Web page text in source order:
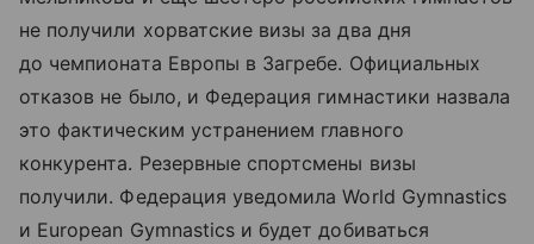
не получили хорватские визы за два дня
до чемпионата Европы в Загребе. Официальных
отказов не было, и Федерация гимнастики назвала
это фактическим устранением главного
конкурента. Резервные спортсмены визы
получили. Федерация уведомила World Gymnastics
и European Gymnastics и будет добиваться